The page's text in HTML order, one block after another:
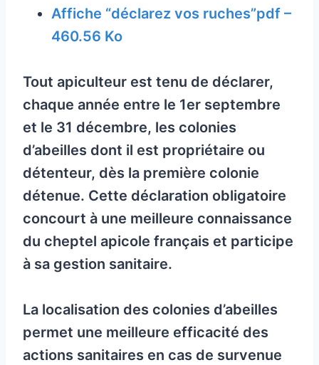
Affiche “déclarez vos ruches”pdf –
460.56 Ko
Tout apiculteur est tenu de déclarer,
chaque année entre le 1er septembre
et le 31 décembre, les colonies
d’abeilles dont il est propriétaire ou
détenteur, dès la première colonie
détenue. Cette déclaration obligatoire
concourt à une meilleure connaissance
du cheptel apicole français et participe
à sa gestion sanitaire.
La localisation des colonies d’abeilles
permet une meilleure efficacité des
actions sanitaires en cas de survenue